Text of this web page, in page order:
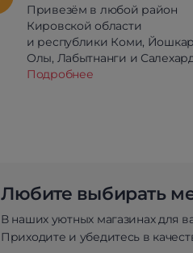
Привезём в любой район
Кировской области
и республики Коми,
Олы, Лабытнанги и
Подробнее
Любите выбирать
В наших уютных магазинах для
Приходите и убедитесь в